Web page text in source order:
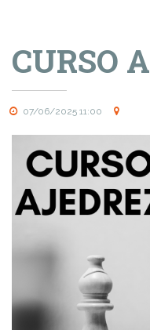
CURSO
07/06/2025 11:00